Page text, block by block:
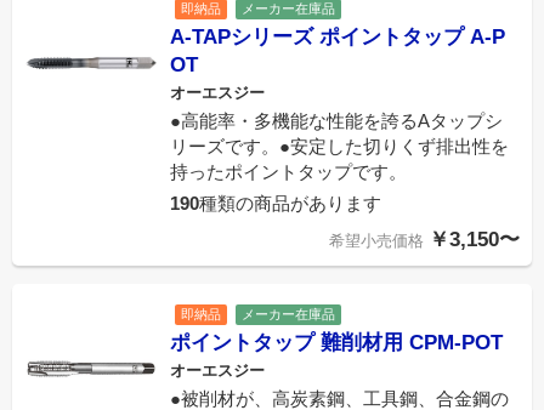
即納品 メーカー在庫品
A-TAPシリーズ ポイントタップ A-P
OT
オーエスジー
●高能率・多機能な性能を誇るAタップシ
リーズです。●安定した切りくず排出性を
持ったポイントタップです。
190種類の商品があります
希望小売価格 ￥3,150〜
即納品 メーカー在庫品
ポイントタップ 難削材用 CPM-POT
オーエスジー
●被削材が、高炭素鋼、工具鋼、合金鋼の